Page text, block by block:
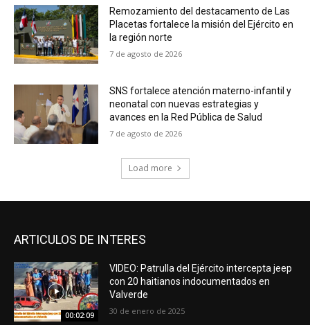
Remozamiento del destacamento de Las
Placetas fortalece la misión del Ejército en
la región norte
7 de agosto de 2026
SNS fortalece atención materno-infantil y
neonatal con nuevas estrategias y
avances en la Red Pública de Salud
7 de agosto de 2026
Load more
ARTICULOS DE INTERES
00:02:09
VIDEO: Patrulla del Ejército intercepta jeep
con 20 haitianos indocumentados en
Valverde
30 de enero de 2025